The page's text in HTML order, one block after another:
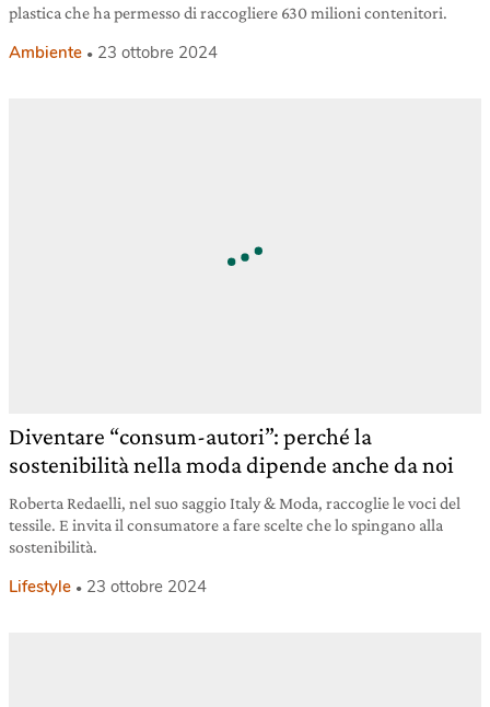
plastica che ha permesso di raccogliere 630 milioni contenitori.
Ambiente 23 ottobre 2024
Diventare “consum-autori”: perché la
sostenibilità nella moda dipende anche da noi
Roberta Redaelli, nel suo saggio Italy & Moda, raccoglie le voci del
tessile. E invita il consumatore a fare scelte che lo spingano alla
sostenibilità.
Lifestyle 23 ottobre 2024